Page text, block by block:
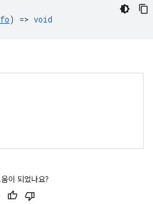
) => void
이 되었나요?